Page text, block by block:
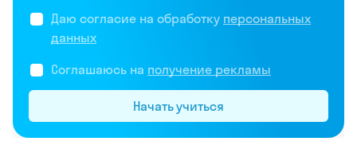
Даю согласие на обработку персональных
данных
Соглашаюсь на получение рекламы
Начать учиться